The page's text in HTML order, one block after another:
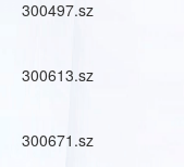
300497.sz
300613.sz
300671.sz